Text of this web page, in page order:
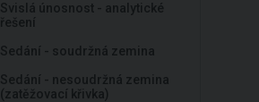
Svislá únosnost - analytické
řešení
Sedání - soudržná zemina
Sedání - nesoudržná zemina
(zatěžovací křivka)